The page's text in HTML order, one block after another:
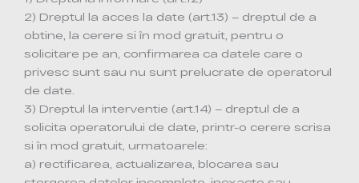
2) Dreptul la acces la date (art.13) – dreptul de a
obtine, la cerere si în mod gratuit, pentru o
solicitare pe an, confirmarea ca datele care o
privesc sunt sau nu sunt prelucrate de operatorul
de date.
3) Dreptul la interventie (art.14) – dreptul de a
solicita operatorului de date, printr-o cerere scrisa
si în mod gratuit, urmatoarele:
a) rectificarea, actualizarea, blocarea sau